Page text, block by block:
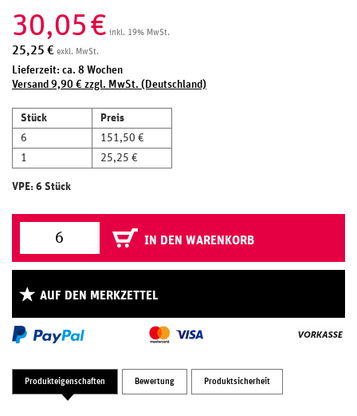
30,05€ inkl. 19% MwSt.
25,25 € exkl. MwSt.
Lieferzeit: ca. 8 Wochen
Versand 9,90 € zzgl. MwSt. (Deutschland)
Stück
Preis
6
151,50 €
1
25,25 €
VPE: 6 Stück
IN DEN WARENKORB
AUF DEN MERKZETTEL
Produkteigenschaften Bewertung Produktsicherheit